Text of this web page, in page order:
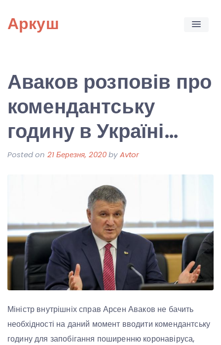
content
Аркуш
Аваков розповів про
комендантську
годину в Україні…
Posted on 21 Березня, 2020byAvtor
Міністр внутрішніх справ Арсен Аваков не бачить
необхідності на даний момент вводити комендантську
годину для запобігання поширенню коронавіруса,